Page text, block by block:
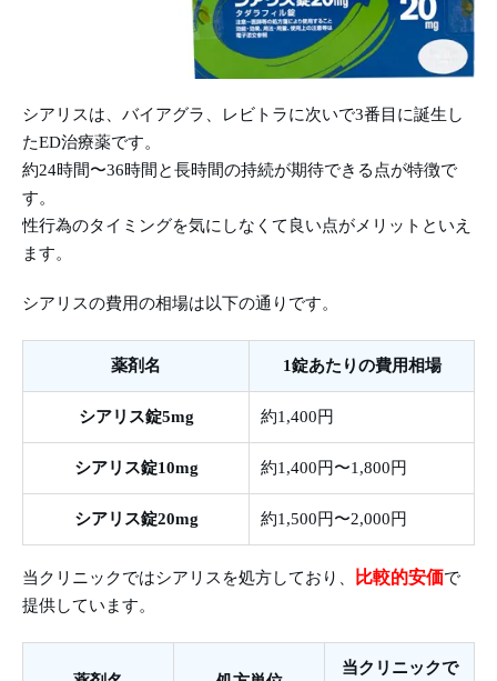
シアリスは、バイアグラ、レビトラに次いで3番目に誕生し
たED治療薬です。
約24時間〜36時間と長時間の持続が期待できる点が特徴で
す。
性行為のタイミングを気にしなくて良い点がメリットといえ
ます。
シアリスの費用の相場は以下の通りです。
薬剤名 1錠あたりの費用相場
シアリス錠5mg 約1,400円
シアリス錠10mg 約1,400円〜1,800円
シアリス錠20mg 約1,500円〜2,000円
当クリニックではシアリスを処方しており、 比較的安価で
提供しています。
当クリニックで